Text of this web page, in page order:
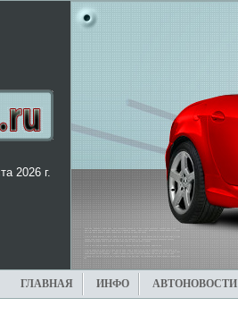
2026 г.
ГЛАВНАЯ ИНФО АВТОНОВОСТИ